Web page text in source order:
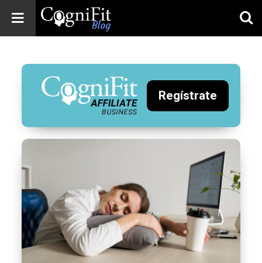
Blog: Brain
Health
News
Brain Training,
Mental Health, and
Wellness
Regístrate